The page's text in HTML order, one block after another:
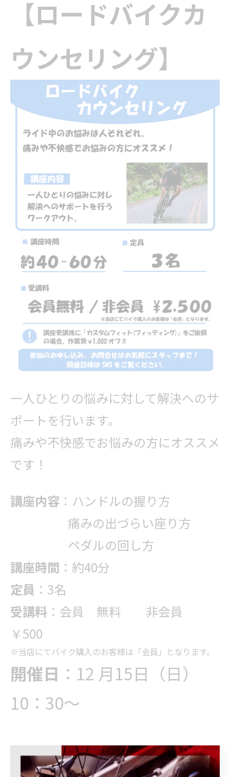
【ロードバイクカ
ウンセリング】
一人ひとりの悩みに対して解決へのサ
ポートを行います。
痛みや不快感でお悩みの方にオススメ
です！
講座内容 ：ハンドルの握り方
痛みの出づらい座り方
ペダルの回し方
講座時間 ：約40分
定員 ：3名
受講料 ：会員 無料 非会員
￥500
※当店にてバイク購入のお客様は「会員」となります。
開催日 ：12 月15日（日）
10：30～
講習会は予約制となりま